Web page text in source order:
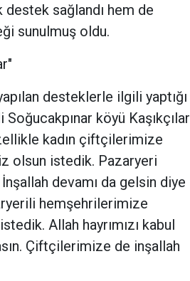
sağlandı hem de
sunulmuş oldu.
desteklerle ilgili yaptığı
köyü Kaşıkçılar
kadın çiftçilerimize
olsun istedik. Pazaryeri
devamı da gelsin diye
hemşehrilerimize
Allah hayrımızı kabul
Çiftçilerimize de inşallah